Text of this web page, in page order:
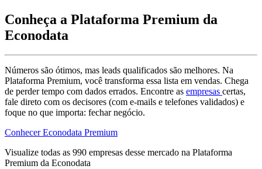
Conheça a Plataforma Premium da
Econodata
Números são ótimos, mas leads qualificados são melhores. Na
Plataforma Premium, você transforma essa lista em vendas. Chega
de perder tempo com dados errados. Encontre as empresas certas,
fale direto com os decisores (com e-mails e telefones validados) e
foque no que importa: fechar negócio.
Conhecer Econodata Premium
Visualize todas as 990 empresas desse mercado na Plataforma
Premium da Econodata